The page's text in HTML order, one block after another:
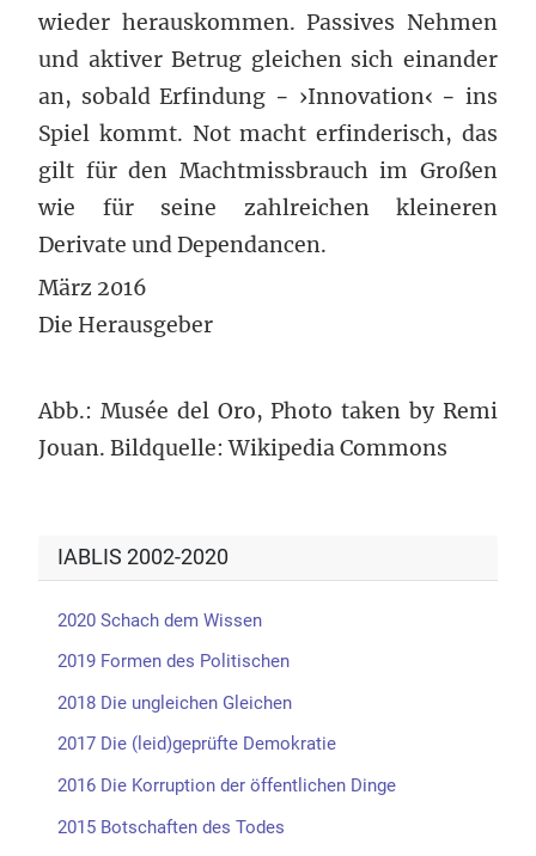
wieder herauskommen. Passives Nehmen
und aktiver Betrug gleichen sich einander
an, sobald Erfindung − ›Innovation‹ − ins
Spiel kommt. Not macht erfinderisch, das
gilt für den Machtmissbrauch im Großen
wie für seine zahlreichen kleineren
Derivate und Dependancen.
März 2016
Die Herausgeber
Abb.: Musée del Oro, Photo taken by Remi
Jouan. Bildquelle: Wikipedia Commons
IABLIS 2002-2020
2020 Schach dem Wissen
2019 Formen des Politischen
2018 Die ungleichen Gleichen
2017 Die (leid)geprüfte Demokratie
2016 Die Korruption der öffentlichen Dinge
2015 Botschaften des Todes